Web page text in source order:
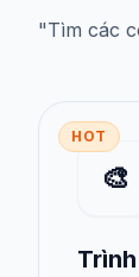
"Tìm các
HOT
🎨